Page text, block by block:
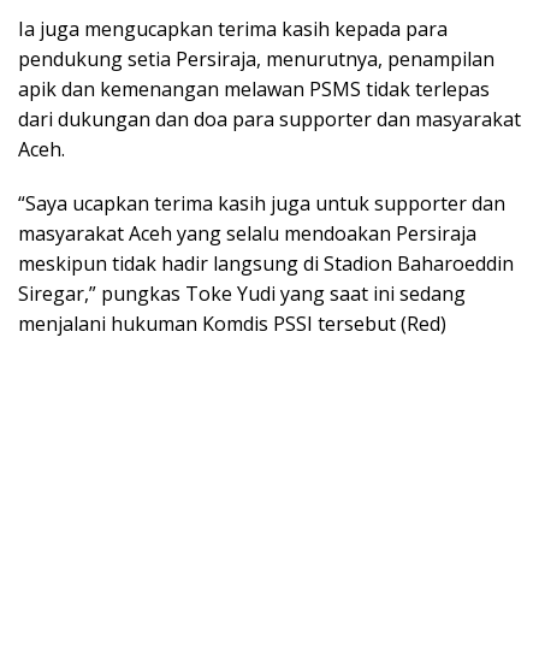
Ia juga mengucapkan terima kasih kepada para
pendukung setia Persiraja, menurutnya, penampilan
apik dan kemenangan melawan PSMS tidak terlepas
dari dukungan dan doa para supporter dan masyarakat
Aceh.
“Saya ucapkan terima kasih juga untuk supporter dan
masyarakat Aceh yang selalu mendoakan Persiraja
meskipun tidak hadir langsung di Stadion Baharoeddin
Siregar,” pungkas Toke Yudi yang saat ini sedang
menjalani hukuman Komdis PSSI tersebut (Red)